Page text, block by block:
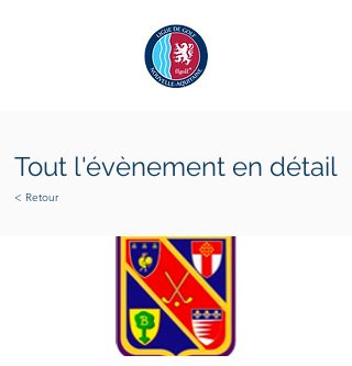
Tout l'évènement en détail
< Retour